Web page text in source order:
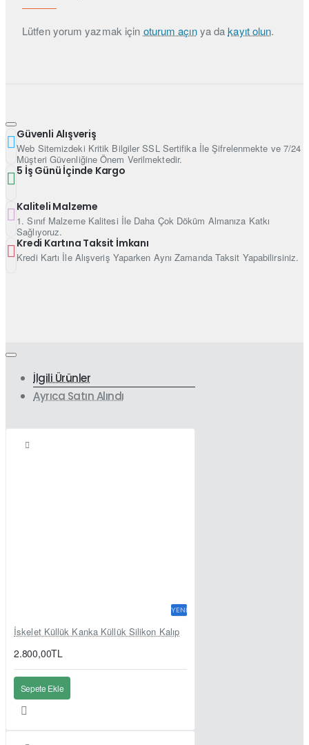
Lütfen yorum yazmak için oturum açınya dakayıt olun.
Güvenli Alışveriş
Web Sitemizdeki Kritik Bilgiler SSL Sertifika İle Şifrelenmekte ve 7/24
Müşteri Güvenliğine Önem Verilmektedir.
5 İş Günü İçinde Kargo
Kaliteli Malzeme
1. Sınıf Malzeme Kalitesi İle Daha Çok Döküm Almanıza Katkı
Sağlıyoruz.
Kredi Kartına Taksit İmkanı
Kredi Kartı İle Alışveriş Yaparken Aynı Zamanda Taksit Yapabilirsiniz.
İlgili Ürünler
Ayrıca Satın Alındı
YENI
İskelet Küllük Kanka Küllük Silikon Kalıp
2.800,00TL
Sepete Ekle